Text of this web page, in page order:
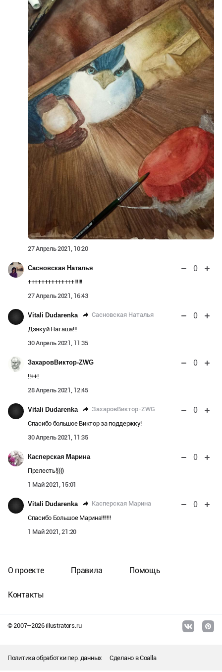
27 Апрель 2021, 10:20
Сасновская Наталья 0
++++++++++++++!!!!!!
27 Апрель 2021, 16:43
Vitali Dudarenka Сасновская Наталья 0
Дзякуй Наташа!!!
30 Апрель 2021, 11:35
ЗахаровВиктор-ZWG 0
!!++!
28 Апрель 2021, 12:45
Vitali Dudarenka ЗахаровВиктор-ZWG 0
Спасибо большое Виктор за поддержку!
30 Апрель 2021, 11:35
Касперская Марина 0
Прелесть!))))
1 Май 2021, 15:01
Vitali Dudarenka Касперская Марина 0
Спасибо Большое Марина!!!!!!!
1 Май 2021, 21:20
© 2007–2026illustrators.ru
О проекте Правила Помощь
Контакты
Политика обработки пер. данных Сделано вCoalla